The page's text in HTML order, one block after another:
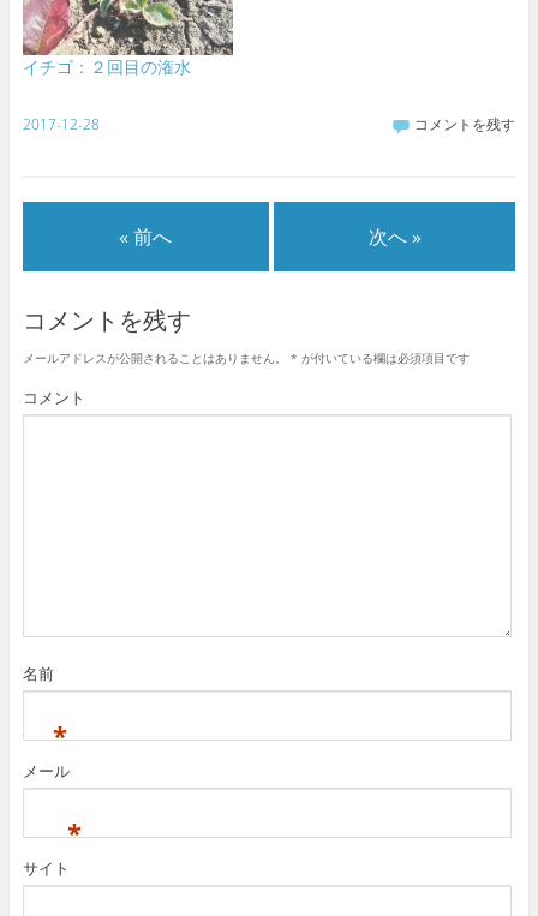
イチゴ：２回目の潅水
2017-12-28 コメントを残す
« 前へ 次へ »
コメントを残す
メールアドレスが公開されることはありません。 * が付いている欄は必須項目です
コメント
名前
*
メール
*
サイト